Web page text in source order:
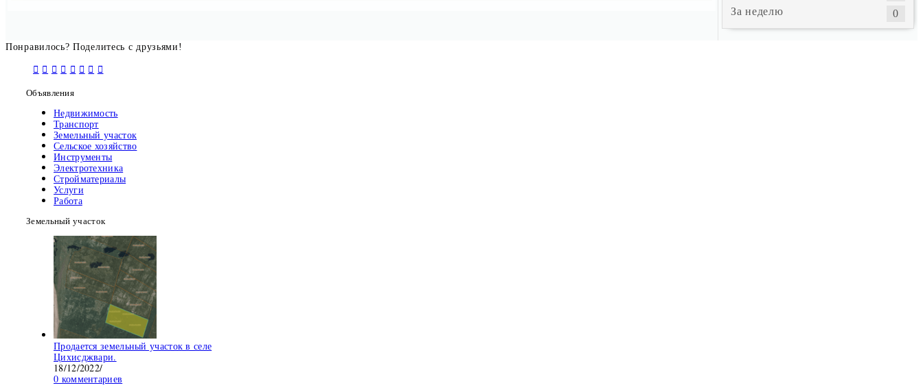
За неделю
0
Понравилось? Поделитесь с друзьями!
Объявления
Недвижимость
Транспорт
Земельный участок
Сельское хозяйство
Инструменты
Электротехника
Стройматериалы
Услуги
Работа
Земельный участок
Продается земельный участок в селе
Цихисджвари.
18/12/2022/
0 комментариев